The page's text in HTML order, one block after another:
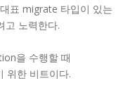
표 migrate 타입이 있는
고 노력한다.
을 수행할 때
위한 비트이다.